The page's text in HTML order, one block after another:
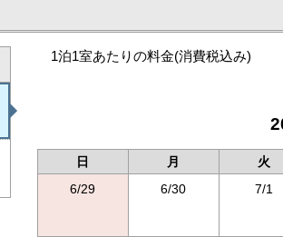
1泊1室あたりの料金(消費税込み)
日 月 火
6/29
6/30 7/1